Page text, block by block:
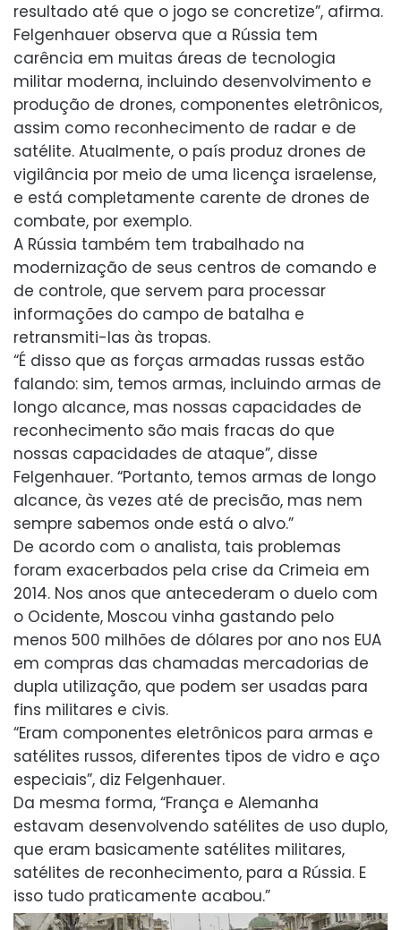
resultado até que o jogo se concretize”, afirma.
Felgenhauer observa que a Rússia tem
carência em muitas áreas de tecnologia
militar moderna, incluindo desenvolvimento e
produção de drones, componentes eletrônicos,
assim como reconhecimento de radar e de
satélite. Atualmente, o país produz drones de
vigilância por meio de uma licença israelense,
e está completamente carente de drones de
combate, por exemplo.
A Rússia também tem trabalhado na
modernização de seus centros de comando e
de controle, que servem para processar
informações do campo de batalha e
retransmiti-las às tropas.
“É disso que as forças armadas russas estão
falando: sim, temos armas, incluindo armas de
longo alcance, mas nossas capacidades de
reconhecimento são mais fracas do que
nossas capacidades de ataque”, disse
Felgenhauer. “Portanto, temos armas de longo
alcance, às vezes até de precisão, mas nem
sempre sabemos onde está o alvo.”
De acordo com o analista, tais problemas
foram exacerbados pela crise da Crimeia em
2014. Nos anos que antecederam o duelo com
o Ocidente, Moscou vinha gastando pelo
menos 500 milhões de dólares por ano nos EUA
em compras das chamadas mercadorias de
dupla utilização, que podem ser usadas para
fins militares e civis.
“Eram componentes eletrônicos para armas e
satélites russos, diferentes tipos de vidro e aço
especiais”, diz Felgenhauer.
Da mesma forma, “França e Alemanha
estavam desenvolvendo satélites de uso duplo,
que eram basicamente satélites militares,
satélites de reconhecimento, para a Rússia. E
isso tudo praticamente acabou.”